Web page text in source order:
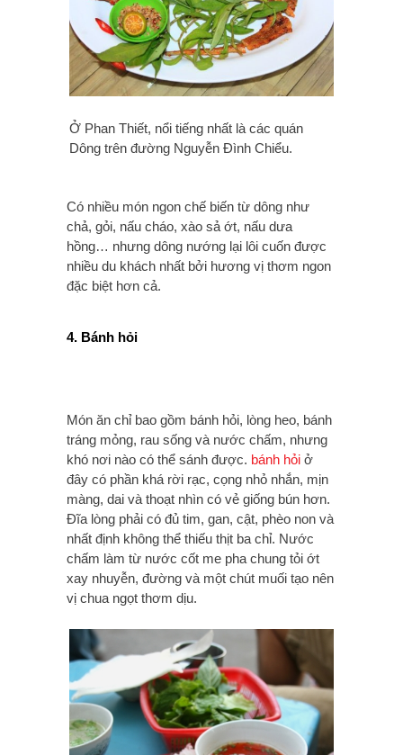
Ở Phan Thiết, nổi tiếng nhất là các quán
Dông trên đường Nguyễn Đình Chiểu.
Có nhiều món ngon chế biến từ dông như
chả, gỏi, nấu cháo, xào sả ớt, nấu dưa
hồng… nhưng dông nướng lại lôi cuốn được
nhiều du khách nhất bởi hương vị thơm ngon
đặc biệt hơn cả.
4. Bánh hỏi
Món ăn chỉ bao gồm bánh hỏi, lòng heo, bánh
tráng mỏng, rau sống và nước chấm, nhưng
khó nơi nào có thể sánh được. bánh hỏi ở
đây có phần khá rời rạc, cọng nhỏ nhắn, mịn
màng, dai và thoạt nhìn có vẻ giống bún hơn.
Đĩa lòng phải có đủ tim, gan, cật, phèo non và
nhất định không thể thiếu thịt ba chỉ. Nước
chấm làm từ nước cốt me pha chung tỏi ớt
xay nhuyễn, đường và một chút muối tạo nên
vị chua ngọt thơm dịu.